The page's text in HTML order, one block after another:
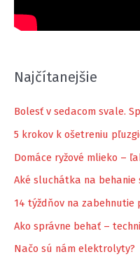
Najčítanejšie
Bolesť v sedacom svale.
5 krokov k ošetreniu
Domáce ryžové mlieko –
Aké sluchátka na behanie
14 týždňov na
Ako správne behať –
Načo sú nám elektrolyty?